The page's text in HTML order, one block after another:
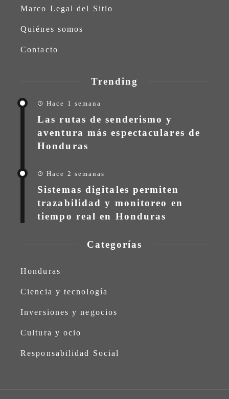
Marco Legal del Sitio
Quiénes somos
Contacto
Trending
Hace 1 semana
Las rutas de senderismo y
aventura más espectaculares de
Honduras
Hace 2 semanas
Sistemas digitales permiten
trazabilidad y monitoreo en
tiempo real en Honduras
Categorías
Honduras
Ciencia y tecnología
Inversiones y negocios
Cultura y ocio
Responsabilidad Social